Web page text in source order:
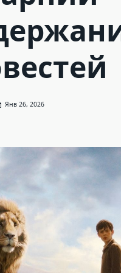
Янв 26, 2026